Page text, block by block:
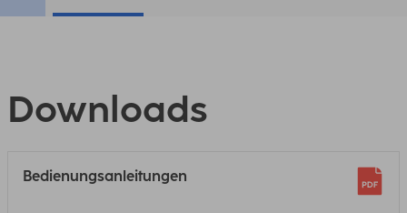
Downloads
Bedienungsanleitungen